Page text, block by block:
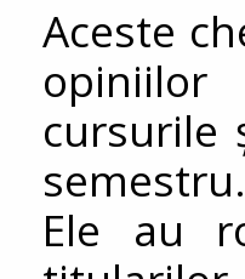
Aceste
cursurile
Ele au